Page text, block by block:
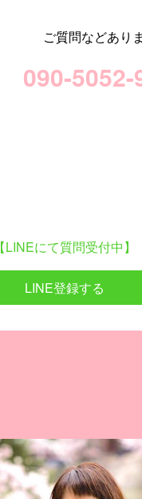
ご質問などあり
090-5052-
【LINEにて質問受付中】
LINE登録する